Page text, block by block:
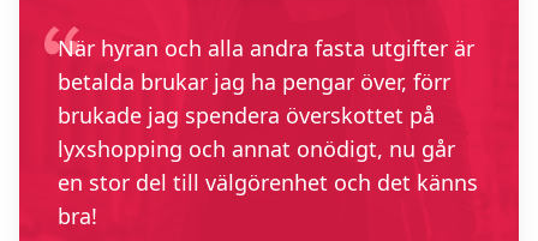
När hyran och alla andra fasta utgifter är
betalda brukar jag ha pengar över, förr
brukade jag spendera överskottet på
lyxshopping och annat onödigt, nu går
en stor del till välgörenhet och det känns
bra!